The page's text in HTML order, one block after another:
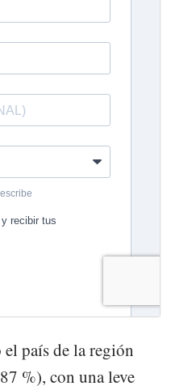
país de la región
%), con una leve